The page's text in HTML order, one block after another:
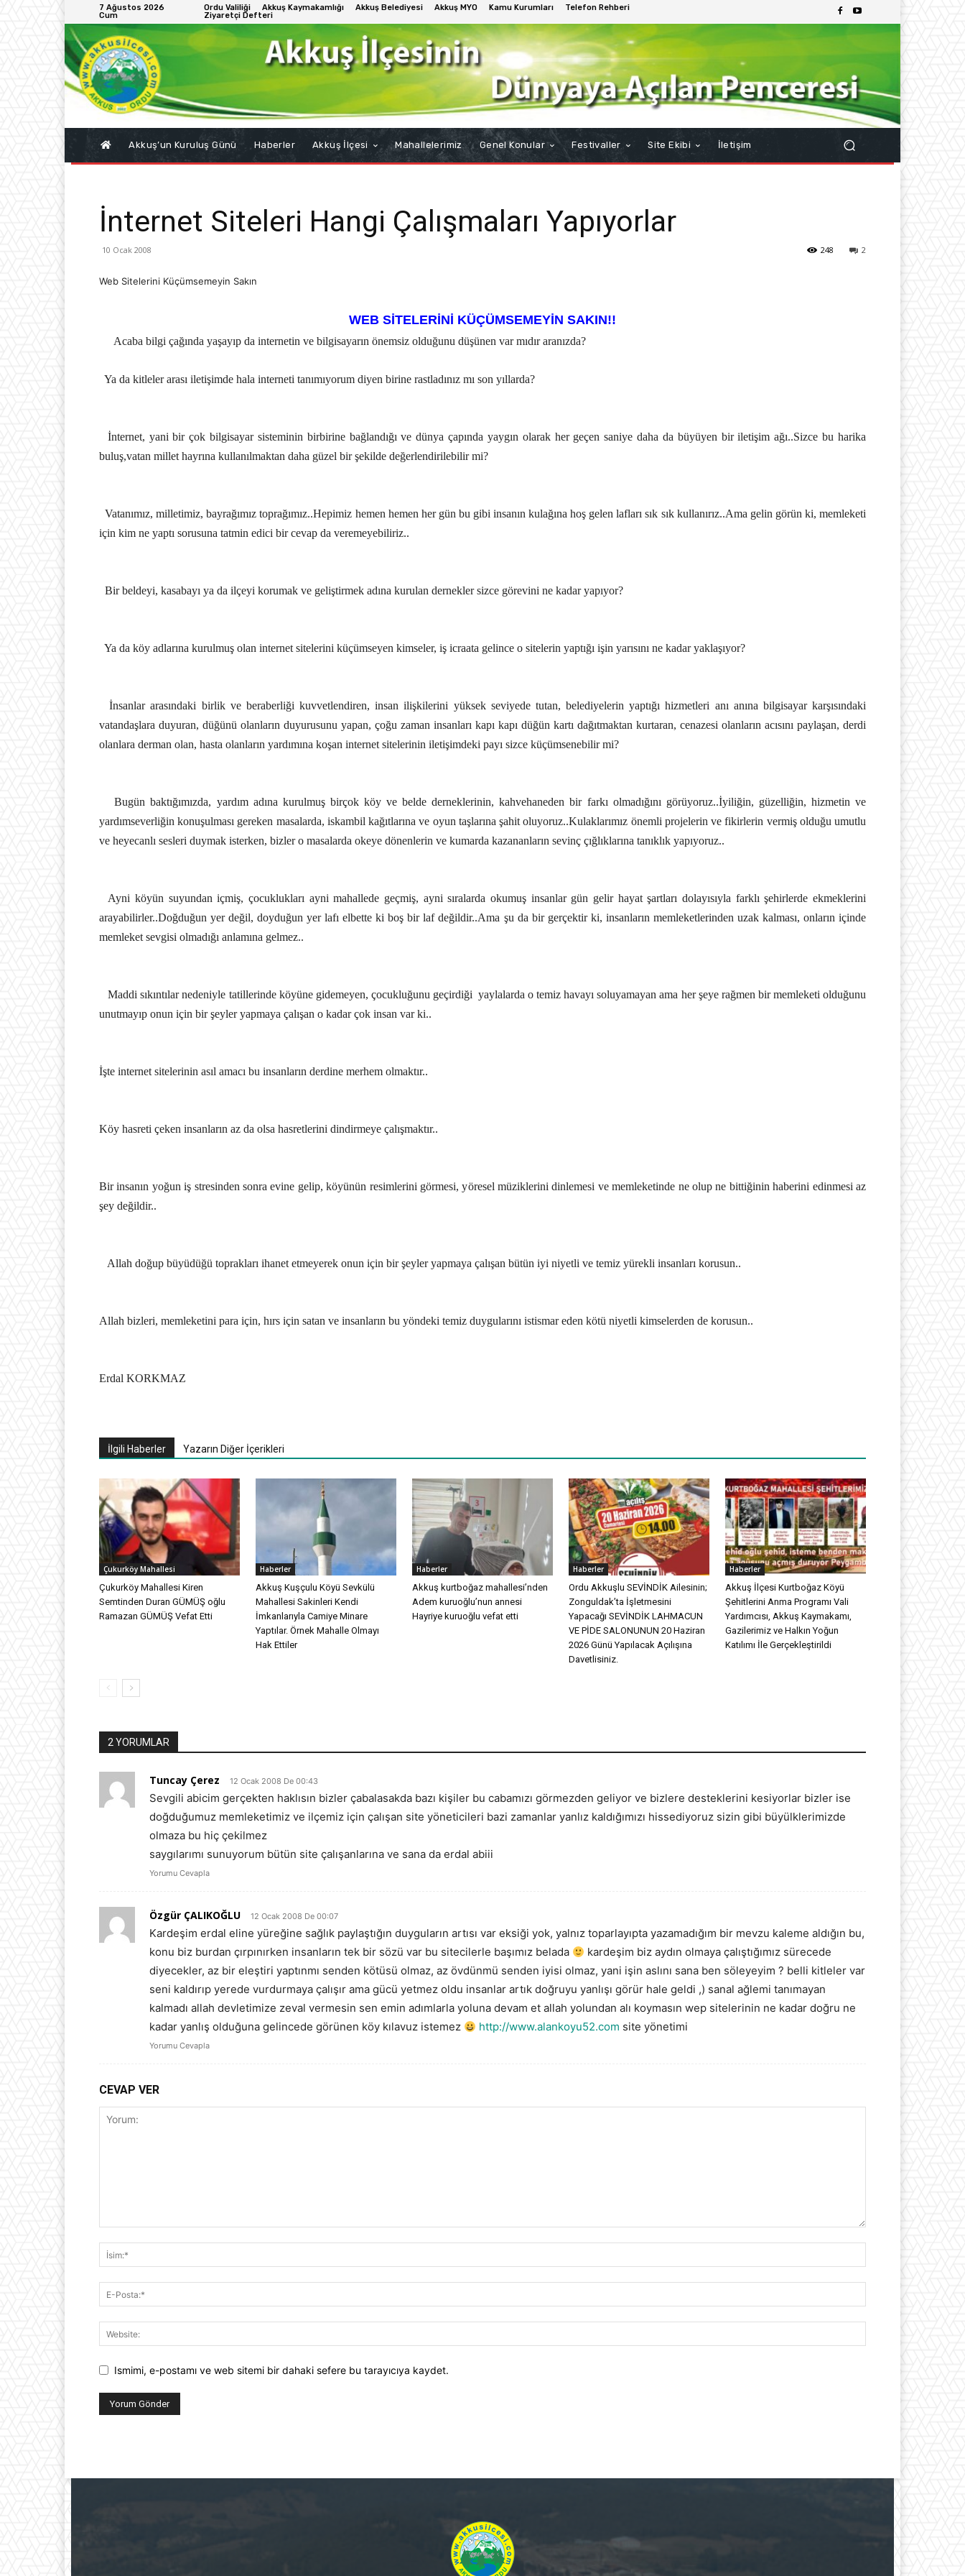
7 Ağustos 2026
Cum
Ordu Valiliği Akkuş Kaymakamlığı Akkuş Belediyesi Akkuş MYO Kamu Kurumları
Telefon Rehberi
Ziyaretçi Defteri
Akkuş’un Kuruluş Günü Haberler Akkuş İlçesi Mahallelerimiz Genel Konular Festivaller Site Ekibi İletişim
İnternet Siteleri Hangi Çalışmaları Yapıyorlar
10 Ocak 2008 2
248
Web Sitelerini Küçümsemeyin Sakın
WEB SİTELERİNİ KÜÇÜMSEMEYİN SAKIN!!
Acaba bilgi çağında yaşayıp da internetin ve bilgisayarın önemsiz olduğunu düşünen var mıdır aranızda?
Ya da kitleler arası iletişimde hala interneti tanımıyorum diyen birine rastladınız mı son yıllarda?
İnternet, yani bir çok bilgisayar sisteminin birbirine bağlandığı ve dünya çapında yaygın olarak her geçen saniye daha da büyüyen bir iletişim ağı..Sizce bu harika
buluş,vatan millet hayrına kullanılmaktan daha güzel bir şekilde değerlendirilebilir mi?
Vatanımız, milletimiz, bayrağımız toprağımız..Hepimiz hemen hemen her gün bu gibi insanın kulağına hoş gelen lafları sık sık kullanırız..Ama gelin görün ki, memleketi
için kim ne yaptı sorusuna tatmin edici bir cevap da veremeyebiliriz..
Bir beldeyi, kasabayı ya da ilçeyi korumak ve geliştirmek adına kurulan dernekler sizce görevini ne kadar yapıyor?
Ya da köy adlarına kurulmuş olan internet sitelerini küçümseyen kimseler, iş icraata gelince o sitelerin yaptığı işin yarısını ne kadar yaklaşıyor?
İnsanlar arasındaki birlik ve beraberliği kuvvetlendiren, insan ilişkilerini yüksek seviyede tutan, belediyelerin yaptığı hizmetleri anı anına bilgisayar karşısındaki
vatandaşlara duyuran, düğünü olanların duyurusunu yapan, çoğu zaman insanları kapı kapı düğün kartı dağıtmaktan kurtaran, cenazesi olanların acısını paylaşan, derdi
olanlara derman olan, hasta olanların yardımına koşan internet sitelerinin iletişimdeki payı sizce küçümsenebilir mi?
Bugün baktığımızda, yardım adına kurulmuş birçok köy ve belde derneklerinin, kahvehaneden bir farkı olmadığını görüyoruz..İyiliğin, güzelliğin, hizmetin ve
yardımseverliğin konuşulması gereken masalarda, iskambil kağıtlarına ve oyun taşlarına şahit oluyoruz..Kulaklarımız önemli projelerin ve fikirlerin vermiş olduğu umutlu
ve heyecanlı sesleri duymak isterken, bizler o masalarda okeye dönenlerin ve kumarda kazananların sevinç çığlıklarına tanıklık yapıyoruz..
Ayni köyün suyundan içmiş, çocuklukları ayni mahallede geçmiş, ayni sıralarda okumuş insanlar gün gelir hayat şartları dolayısıyla farklı şehirlerde ekmeklerini
arayabilirler..Doğduğun yer değil, doyduğun yer lafı elbette ki boş bir laf değildir..Ama şu da bir gerçektir ki, insanların memleketlerinden uzak kalması, onların içinde
memleket sevgisi olmadığı anlamına gelmez..
Maddi sıkıntılar nedeniyle tatillerinde köyüne gidemeyen, çocukluğunu geçirdiği yaylalarda o temiz havayı soluyamayan ama her şeye rağmen bir memleketi olduğunu
unutmayıp onun için bir şeyler yapmaya çalışan o kadar çok insan var ki..
İşte internet sitelerinin asıl amacı bu insanların derdine merhem olmaktır..
Köy hasreti çeken insanların az da olsa hasretlerini dindirmeye çalışmaktır..
Bir insanın yoğun iş stresinden sonra evine gelip, köyünün resimlerini görmesi, yöresel müziklerini dinlemesi ve memleketinde ne olup ne bittiğinin haberini edinmesi az
şey değildir..
Allah doğup büyüdüğü toprakları ihanet etmeyerek onun için bir şeyler yapmaya çalışan bütün iyi niyetli ve temiz yürekli insanları korusun..
Allah bizleri, memleketini para için, hırs için satan ve insanların bu yöndeki temiz duygularını istismar eden kötü niyetli kimselerden de korusun..
Erdal KORKMAZ
İlgili Haberler Yazarın Diğer İçerikleri
Çukurköy Mahallesi
Çukurköy Mahallesi Kiren
Semtinden Duran GÜMÜŞ oğlu
Ramazan GÜMÜŞ Vefat Etti
Haberler
Akkuş Kuşçulu Köyü Sevkülü
Mahallesi Sakinleri Kendi
İmkanlarıyla Camiye Minare
Yaptılar. Örnek Mahalle Olmayı
Hak Ettiler
Haberler
Akkuş kurtboğaz mahallesi’nden
Adem kuruoğlu’nun annesi
Hayriye kuruoğlu vefat etti
Haberler
Ordu Akkuşlu SEVİNDİK Ailesinin;
Zonguldak’ta İşletmesini
Yapacağı SEVİNDİK LAHMACUN
VE PİDE SALONUNUN 20 Haziran
2026 Günü Yapılacak Açılışına
Davetlisiniz.
Haberler
Akkuş İlçesi Kurtboğaz Köyü
Şehitlerini Anma Programı Vali
Yardımcısı, Akkuş Kaymakamı,
Gazilerimiz ve Halkın Yoğun
Katılımı İle Gerçekleştirildi
2 YORUMLAR
Tuncay Çerez 12 Ocak 2008 De 00:43
Sevgili abicim gerçekten haklısın bizler çabalasakda bazı kişiler bu cabamızı görmezden geliyor ve bizlere desteklerini kesiyorlar bizler ise
doğduğumuz memleketimiz ve ilçemiz için çalışan site yöneticileri bazi zamanlar yanlız kaldığımızı hissediyoruz sizin gibi büyülklerimizde
olmaza bu hiç çekilmez
saygılarımı sunuyorum bütün site çalışanlarına ve sana da erdal abiii
Yorumu Cevapla
Özgür ÇALIKOĞLU 12 Ocak 2008 De 00:07
Kardeşim erdal eline yüreğine sağlık paylaştığın duyguların artısı var eksiği yok, yalnız toparlayıpta yazamadığım bir mevzu kaleme aldığın bu,
konu biz burdan çırpınırken insanların tek bir sözü var bu sitecilerle başımız belada
kardeşim biz aydın olmaya çalıştığımız sürecede
diyecekler, az bir eleştiri yaptınmı senden kötüsü olmaz, az övdünmü senden iyisi olmaz, yani işin aslını sana ben söleyeyim ? belli kitleler var
seni kaldırıp yerede vurdurmaya çalışır ama gücü yetmez oldu insanlar artık doğruyu yanlışı görür hale geldi ,) sanal ağlemi tanımayan
kalmadı allah devletimize zeval vermesin sen emin adımlarla yoluna devam et allah yolundan alı koymasın wep sitelerinin ne kadar doğru ne
kadar yanlış olduğuna gelincede görünen köy kılavuz istemez
http://www.alankoyu52.com site yönetimi
Yorumu Cevapla
CEVAP VER
Ismimi, e-postamı ve web sitemi bir dahaki sefere bu tarayıcıya kaydet.